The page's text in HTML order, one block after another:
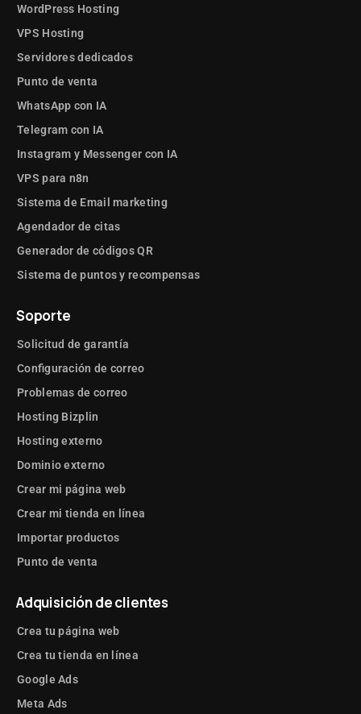
WordPress Hosting
VPS Hosting
Servidores dedicados
Punto de venta
WhatsApp con IA
Telegram con IA
Instagram y Messenger con IA
VPS para n8n
Sistema de Email marketing
Agendador de citas
Generador de códigos QR
Sistema de puntos y recompensas
Soporte
Solicitud de garantía
Configuración de correo
Problemas de correo
Hosting Bizplin
Hosting externo
Dominio externo
Crear mi página web
Crear mi tienda en línea
Importar productos
Punto de venta
Adquisición de clientes
Crea tu página web
Crea tu tienda en línea
Google Ads
Meta Ads